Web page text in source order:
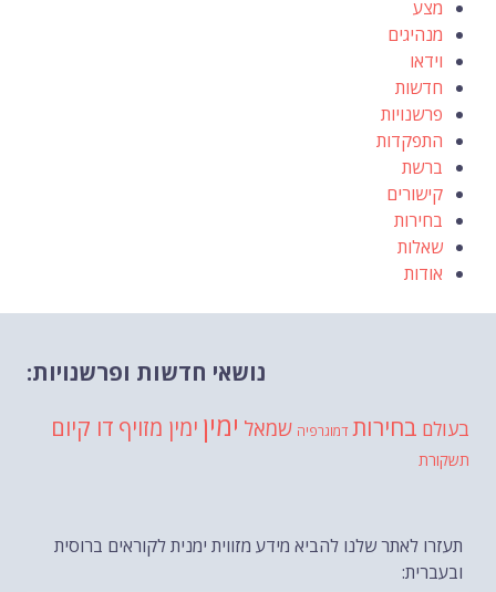
מצע
מנהיגים
וידאו
חדשות
פרשנויות
התפקדות
ברשת
קישורים
בחירות
שאלות
אודות
נושאי חדשות ופרשנויות:
בעולםבחירות דמוגרפיה שמאלימין ימין מזויף דו קיום
תשקורת
תעזרו לאתר שלנו להביא מידע מזווית ימנית לקוראים ברוסית
ובעברית: